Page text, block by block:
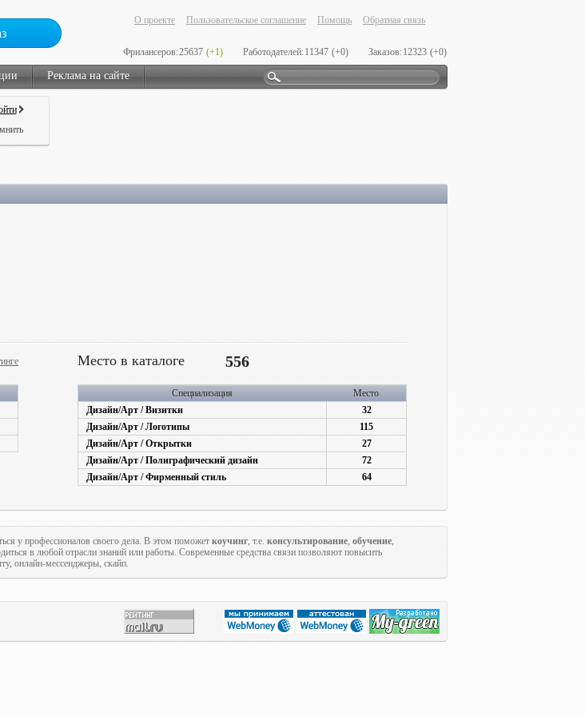
О проекте Пользовательское соглашение Помощь Обратная связь
Фрилансеров:25637 (+1) Работодателей:11347 (+0) Заказов:12323 (+0)
Реклама на сайте
Место в каталоге 556
Специализация
Место
Дизайн/Арт / Визитки
32
Дизайн/Арт / Логотипы
115
Дизайн/Арт / Открытки
27
Дизайн/Арт / Полиграфический дизайн
72
Дизайн/Арт / Фирменный стиль
64
у профессионалов своего дела. В этом поможет коучинг, т.е. консультирование, обучение,
в любой отрасли знаний или работы. Современные средства связи позволяют повысить
онлайн-мессенджеры, скайп.